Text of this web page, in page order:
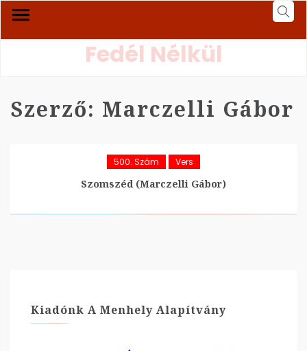
Fedél Nélkül
Szerző: Marczelli Gábor
500. Szám Vers
Szomszéd (Marczelli Gábor)
Kiadónk A Menhely Alapítvány